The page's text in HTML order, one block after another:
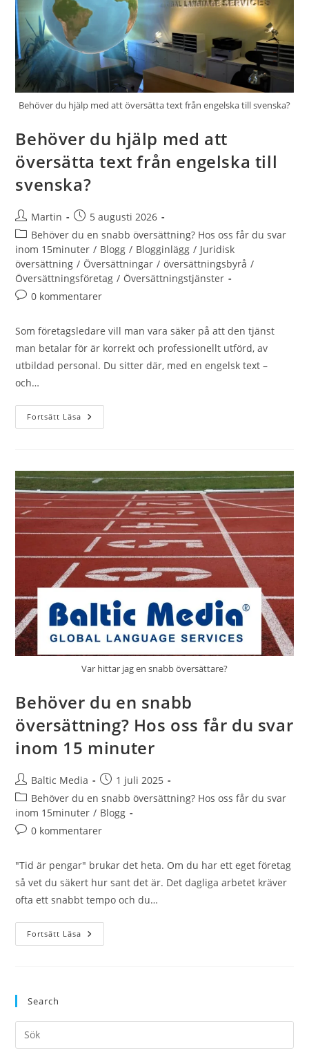
Behöver du hjälp med att översätta text från engelska till svenska?
Behöver du hjälp med att
översätta text från engelska till
svenska?
Inläggsförfattare:
Martin
Inlägget
publicerat:
5 augusti 2026
Inläggskategori:
Behöver du en snabb översättning? Hos oss får du svar
inom 15minuter / Blogg / Blogginlägg / Juridisk
översättning / Översättningar / översättningsbyrå /
Översättningsföretag / Översättningstjänster
Kommentarer
inlägget:
0 kommentarer
Som företagsledare vill man vara säker på att den tjänst
man betalar för är korrekt och professionellt utförd, av
utbildad personal. Du sitter där, med en engelsk text –
och…
Fortsätt Läsa Behöver
Du
Text
Från
Engelska
Till
Svenska?
Var hittar jag en snabb översättare?
Behöver du en snabb
översättning? Hos oss får du svar
inom 15 minuter
Inläggsförfattare:
Baltic Media
Inlägget
publicerat:
1 juli 2025
Inläggskategori:
Behöver du en snabb översättning? Hos oss får du svar
inom 15minuter / Blogg
Kommentarer
inlägget:
0 kommentarer
"Tid är pengar" brukar det heta. Om du har ett eget företag
så vet du säkert hur sant det är. Det dagliga arbetet kräver
ofta ett snabbt tempo och du…
Fortsätt Läsa Behöver
Du
Svar
Minuter
Search